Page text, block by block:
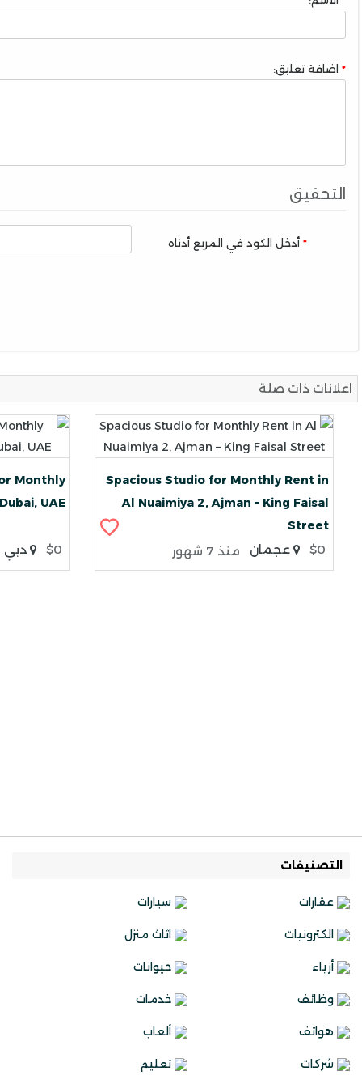
اضافة تعليق:
التحقيق
أدخل الكود في المربع أدناه
اعلانات ذات صلة
Spacious Studio for Monthly Rent in
Al Nuaimiya 2, Ajman – King Faisal
Street
$0 عجمان منذ 7 شهور
Monthly
UAE
$0 دبي
التصنيفات
عقارات سيارات
الكترونيات اثاث منزل
أزياء حيوانات
وظائف خدمات
هواتف ألعاب
شركات تعليم